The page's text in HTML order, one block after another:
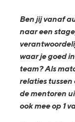
Ben jij vanaf
naar een
waar je goed
team? Als
relaties
de mentoren
ook mee op 1